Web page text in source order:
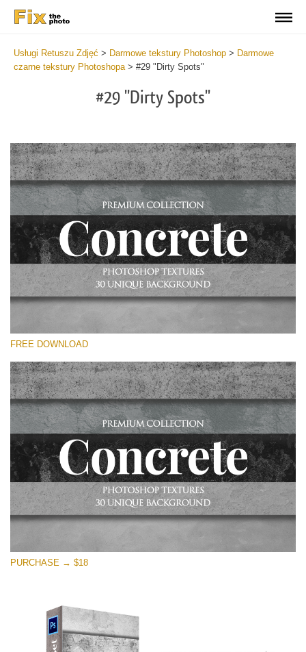
Usługi Retuszu Zdjęć > Darmowe tekstury Photoshop > Darmowe
czarne tekstury Photoshopa> #29 "Dirty Spots"
#29 "Dirty Spots"
Proszę wybrać
Small 800*533px
Concrete Textures
(30 Overlays)
Large 6000*4000px
Entire Collection
(1783 Overlays)
Large 6000*4000px
Darmowe Pobieranie
FREE DOWNLOAD
PURCHASE → $18